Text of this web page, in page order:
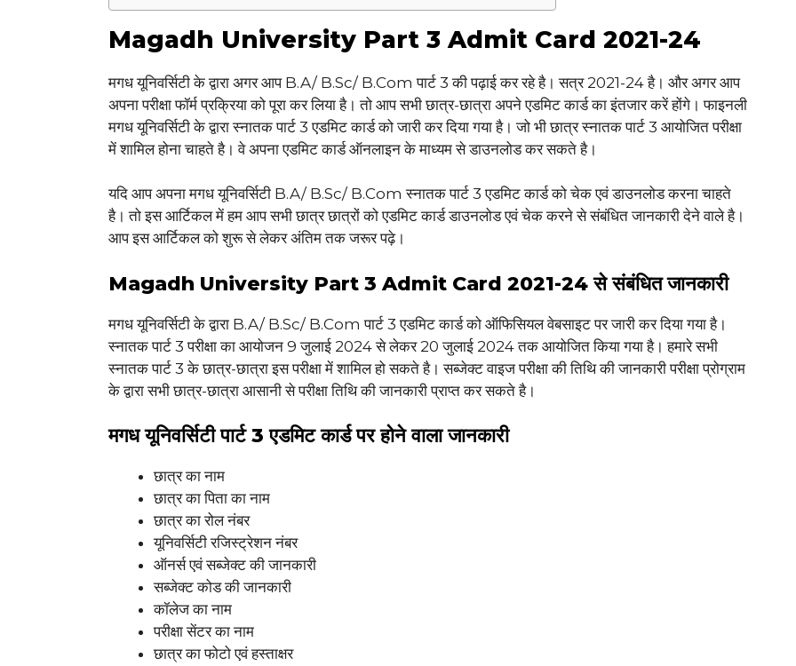
Magadh University Part 3 Admit Card 2021-24
मगध यूनिवर्सिटी के द्वारा अगर आप B.A/ B.Sc/ B.Com पार्ट 3 की पढ़ाई कर रहे है। सत्र 2021-24 है। और अगर आप
अपना परीक्षा फॉर्म प्रक्रिया को पूरा कर लिया है। तो आप सभी छात्र-छात्रा अपने एडमिट कार्ड का इंतजार करें होंगे। फाइनली
मगध यूनिवर्सिटी के द्वारा स्नातक पार्ट 3 एडमिट कार्ड को जारी कर दिया गया है। जो भी छात्र स्नातक पार्ट 3 आयोजित परीक्षा
में शामिल होना चाहते है। वे अपना एडमिट कार्ड ऑनलाइन के माध्यम से डाउनलोड कर सकते है।
यदि आप अपना मगध यूनिवर्सिटी B.A/ B.Sc/ B.Com स्नातक पार्ट 3 एडमिट कार्ड को चेक एवं डाउनलोड करना चाहते
है। तो इस आर्टिकल में हम आप सभी छात्र छात्रों को एडमिट कार्ड डाउनलोड एवं चेक करने से संबंधित जानकारी देने वाले है।
आप इस आर्टिकल को शुरू से लेकर अंतिम तक जरूर पढ़े।
Magadh University Part 3 Admit Card 2021-24 से संबंधित जानकारी
मगध यूनिवर्सिटी के द्वारा B.A/ B.Sc/ B.Com पार्ट 3 एडमिट कार्ड को ऑफिसियल वेबसाइट पर जारी कर दिया गया है।
स्नातक पार्ट 3 परीक्षा का आयोजन 9 जुलाई 2024 से लेकर 20 जुलाई 2024 तक आयोजित किया गया है। हमारे सभी
स्नातक पार्ट 3 के छात्र-छात्रा इस परीक्षा में शामिल हो सकते है। सब्जेक्ट वाइज परीक्षा की तिथि की जानकारी परीक्षा प्रोग्राम
के द्वारा सभी छात्र-छात्रा आसानी से परीक्षा तिथि की जानकारी प्राप्त कर सकते है।
मगध यूनिवर्सिटी पार्ट 3 एडमिट कार्ड पर होने वाला जानकारी
छात्र का नाम
छात्र का पिता का नाम
छात्र का रोल नंबर
यूनिवर्सिटी रजिस्ट्रेशन नंबर
ऑनर्स एवं सब्जेक्ट की जानकारी
सब्जेक्ट कोड की जानकारी
कॉलेज का नाम
परीक्षा सेंटर का नाम
छात्र का फोटो एवं हस्ताक्षर